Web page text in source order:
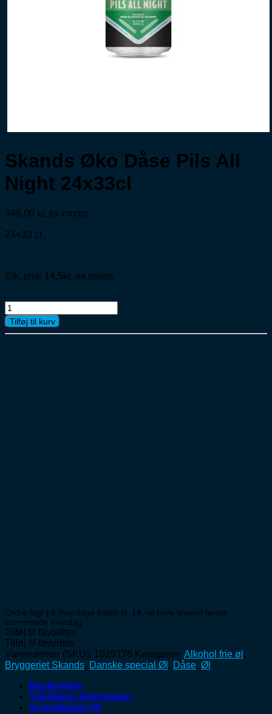
Skands Øko Dåse Pils All
Night 24x33cl
348,00 kr. ex moms
24×33 cl.
Stk. pris: 14,5kr. ex moms
Skands
Øko
Dåse
Tilføj til kurv
Ordre lagt på hverdage inden kl. 14, vil blive leveret første
kommende hverdag
Tilføj til favoritter
Tilføj til favoritter
Varenummer (SKU): 1029176 Kategorier: Alkohol frie øl ,
Bryggeriet Skands, Danske special Øl , Dåse, Øl
Beskrivelse
Yderligere information
Anmeldelser (0)